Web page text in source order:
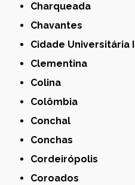
Charqueada
Chavantes
Cidade Universitária I
Clementina
Colina
Colômbia
Conchal
Conchas
Cordeirópolis
Coroados